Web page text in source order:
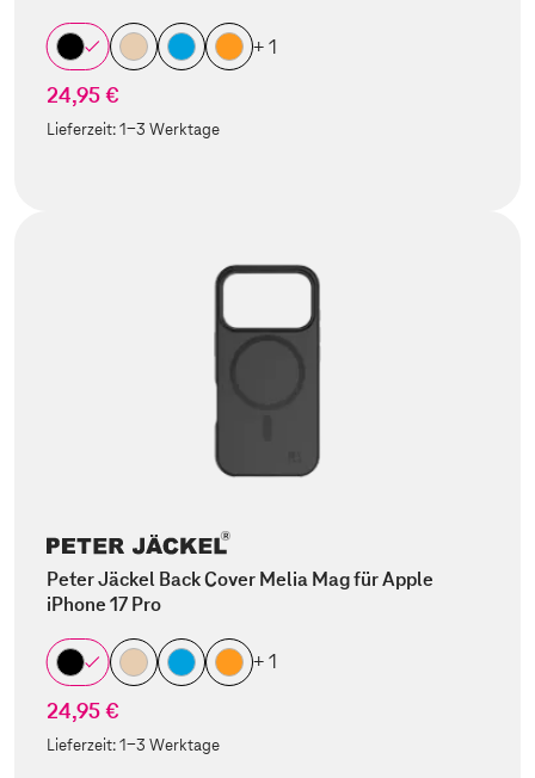
+ 1
24,95 €
Lieferzeit:1-3 Werktage
Peter Jäckel Back Cover Melia Mag für Apple
iPhone 17 Pro
+ 1
24,95 €
Lieferzeit:1-3 Werktage